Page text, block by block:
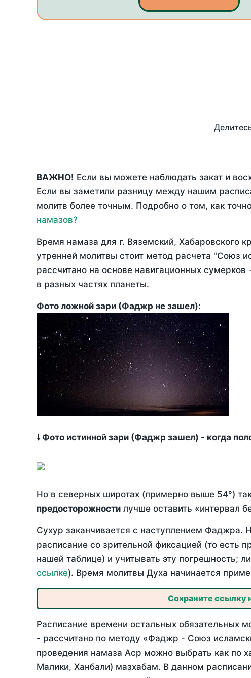
ВАЖНО! Если вы можете наблюдать закат и
Если вы заметили разницу между нашим
молитв более точным. Подробно о том, как
намазов?
Время намаза для г. Вяземский, Хабаровского
утренней молитвы стоит метод расчета "Союз
рассчитано на основе навигационных
в разных частях планеты.
Фото ложной зари (Фаджр не зашел):
🠗 Фото истинной зари (Фаджр зашел) - когда
Но в северных широтах (примерно выше 54°)
предосторожности лучше оставить «интервал
Сухур заканчивается с наступлением Фаджра.
расписание со зрительной фиксацией (то есть
нашей таблице) и учитывать эту погрешность;
ссылке). Время молитвы Духа начинается
Сохраните ссылку
Расписание времени остальных
- рассчитано по методу «Фаджр - Союз
проведения намаза Аср можно выбрать как по
Малики, Ханбали) мазхабам. В данном